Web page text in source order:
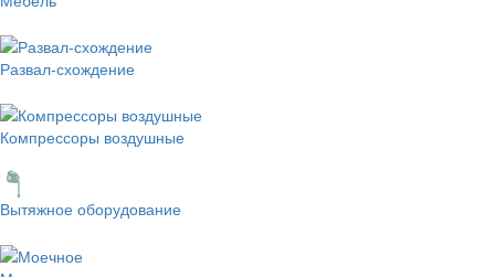
Развал-схождение
Компрессоры воздушные
Вытяжное оборудование